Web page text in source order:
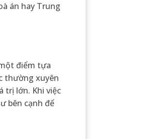
án hay Trung
điểm tựa
thường xuyên
trị lớn. Khi việc
bên cạnh để